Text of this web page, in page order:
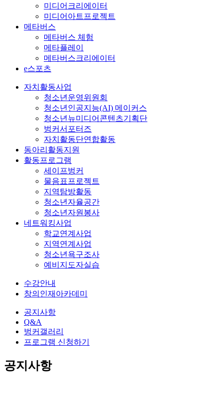
미디어크리에이터
미디어아트프로젝트
메타버스
메타버스 체험
메타플레이
메타버스크리에이터
e스포츠
자치활동사업
청소년운영위원회
청소년인공지능(AI) 메이커스
청소년뉴미디어콘텐츠기획단
벙커서포터즈
자치활동단연합활동
동아리활동지원
활동프로그램
세이프벙커
물음표프로젝트
지역탐방활동
청소년자율공간
청소년자원봉사
네트워킹사업
학교연계사업
지역연계사업
청소년욕구조사
예비지도자실습
수강안내
창의인재아카데미
공지사항
Q&A
벙커갤러리
프로그램 신청하기
공지사항